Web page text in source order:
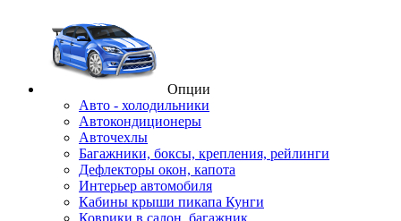
Опции
Авто - холодильники
Автокондиционеры
Авточехлы
Багажники, боксы, крепления, рейлинги
Дефлекторы окон, капота
Интерьер автомобиля
Кабины крыши пикапа Кунги
Коврики в салон, багажник